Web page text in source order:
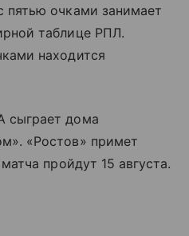
очками занимает
таблице РПЛ.
находится
сыграет дома
«Ростов» примет
пройдут 15 августа.